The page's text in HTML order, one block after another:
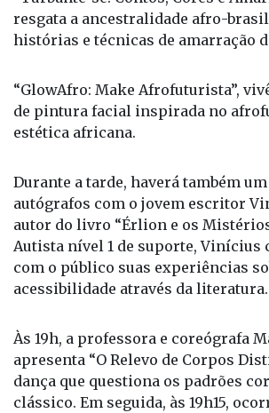
resgata a ancestralidade afro-
histórias e técnicas de amarração
“GlowAfro: Make Afrofuturista”,
de pintura facial inspirada no
estética africana.
Durante a tarde, haverá também
autógrafos com o jovem escritor
autor do livro “Érlion e os
Autista nível 1 de suporte,
com o público suas experiências
acessibilidade através da literatura.
Às 19h, a professora e coreógrafa
apresenta “O Relevo de Corpos
dança que questiona os padrões
clássico. Em seguida, às 19h15,